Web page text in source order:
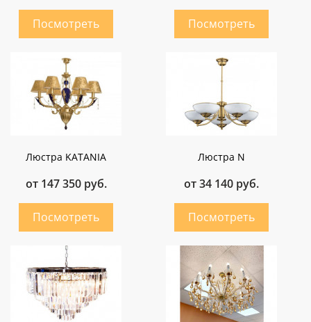
Люстра KATANIA
от 147 350 руб.
Люстра N
от 34 140 руб.